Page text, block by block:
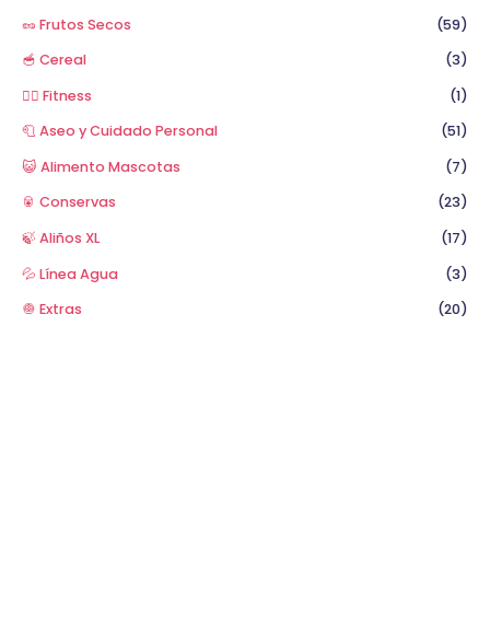
🥜 Frutos Secos
(59)
🥣 Cereal
(3)
🏋️‍♂️ Fitness
(1)
🧻 Aseo y Cuidado Personal
(51)
😺 Alimento Mascotas
(7)
🥫 Conservas
(23)
🍃 Aliños XL
(17)
💦 Línea Agua
(3)
🧅 Extras
(20)